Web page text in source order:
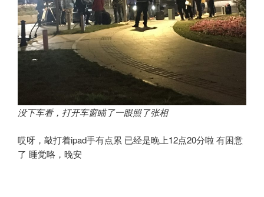
没下车看，打开车窗瞄了一眼照了张相
哎呀，敲打着ipad手有点累 已经是晚上12点20分啦 有困意
了 睡觉咯，晚安